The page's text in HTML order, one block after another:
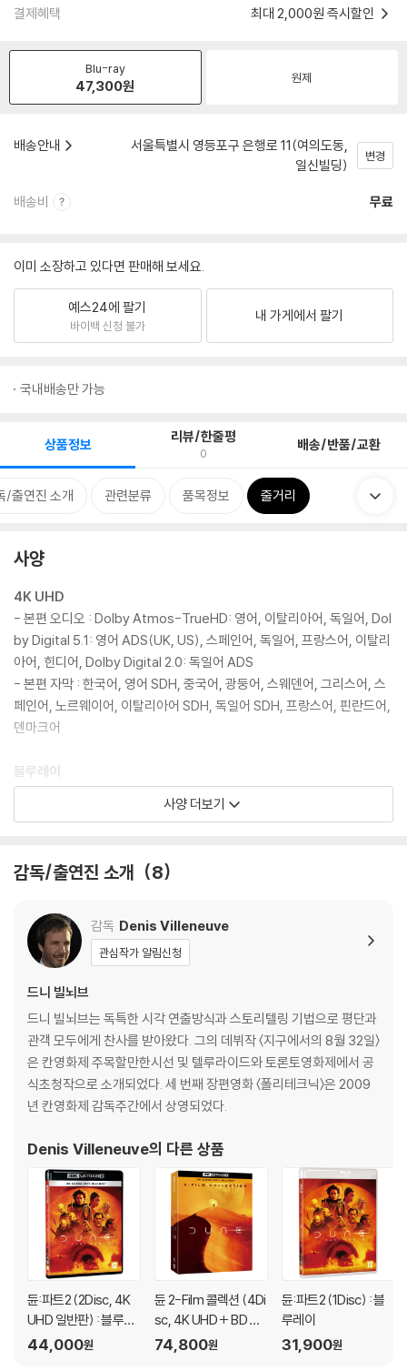
결제혜택 최대 2,000원 즉시할인
Blu-ray
47,300원 원제
배송안내
서울특별시 영등포구 은행로 11(여의도동,
일신빌딩)
변경
배송비 무료
이미 소장하고 있다면 판매해 보세요.
예스24에 팔기
바이백 신청 불가
내 가게에서 팔기
국내배송만 가능
상품정보 리뷰/한줄평
0 배송/반품/교환
/출연진 소개 관련분류 품목정보 줄거리
사양
4K UHD
- 본편 오디오 : Dolby Atmos-TrueHD: 영어, 이탈리아어, 독일어, Dol
by Digital 5.1: 영어 ADS(UK, US), 스페인어, 독일어, 프랑스어, 이탈리
아어, 힌디어, Dolby Digital 2.0: 독일어 ADS
- 본편 자막 : 한국어, 영어 SDH, 중국어, 광둥어, 스웨덴어, 그리스어, 스
페인어, 노르웨이어, 이탈리아어 SDH, 독일어 SDH, 프랑스어, 핀란드어,
덴마크어
블루레이
- 본편 오디오 : Dolby Atmos-TrueHD: 영어, DTS-HDMA 5.1: 이탈
리아어, Dolby Digital 5.1: 영어 ADS(UK), 스페인어
- 스페셜피쳐 자막: 한국어, 영어 SDH, 중국어, 이탈리아어, 스페인어
- 화면비율: 2.39:1 (16x9 LB)
- 디스크 타입: 2 Disc - 4K UHD: BD100, 2D BD: BD50
* 상기 스펙 및 부가영상은 제작사의 사정으로 예고없이 변경될 수 있습니
다.
SPECIAL FEATURES (블루레이 디스크에 포함, 한국어 자막 지원)
인물들
Filmbooks: House Atreides (02:08) - 필름북: 아트레이데스 가문
Filmbooks: House Harkonnen (01:51) - 필름북: 하코넨 가문
Filmbooks: The Bene Gesserit (02:23) - 필름북: 베네 게세리트
Filmbooks: The Fremen (02:12) - 필름북: 프레멘
Filmbooks: The Spice Melange (01:51) - 필름북: 스파이스 멜란지
Inside Dune: The Training Room (05:07) - 폴과 거니의 무술 훈련
장면 제작기
Inside Dune: The Spice Harvester (03:12) - 오니솝터 구출 장면 제
작기
사양 더보기
감독/출연진 소개 8
감독 Denis Villeneuve
관심작가 알림신청
드니 빌뇌브
드니 빌뇌브는 독특한 시각 연출방식과 스토리텔링 기법으로 평단과
관객 모두에게 찬사를 받아왔다. 그의 데뷔작 〈지구에서의 8월 32일〉
은 칸영화제 주목할만한시선 및 텔루라이드와 토론토영화제에서 공
식초청작으로 소개되었다. 세 번째 장편영화 〈폴리테크닉〉은 2009
년 칸영화제 감독주간에서 상영되었다.
Denis Villeneuve의 다른 상품
듄:파트2 (2Disc, 4K
UHD 일반판) : 블루레
이
44,000원
듄 2-Film 콜렉션 (4Di
sc, 4K UHD + BD 슬
립케이스 한정반) : 블
74,800원
듄:파트2 (1Disc) : 블
루레이
31,900원